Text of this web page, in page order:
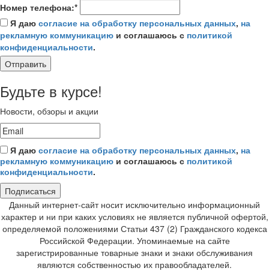
Номер телефона:*
Я даю согласие на обработку персональных данных, на
рекламную коммуникацию и соглашаюсь с политикой
конфиденциальности.
Отправить
Будьте в курсе!
Новости, обзоры и акции
Я даю согласие на обработку персональных данных, на
рекламную коммуникацию и соглашаюсь с политикой
конфиденциальности.
Подписаться
Данный интернет-сайт носит исключительно информационный
характер и ни при каких условиях не является публичной офертой,
определяемой положениями Статьи 437 (2) Гражданского кодекса
Российской Федерации. Упоминаемые на сайте
зарегистрированные товарные знаки и знаки обслуживания
являются собственностью их правообладателей.